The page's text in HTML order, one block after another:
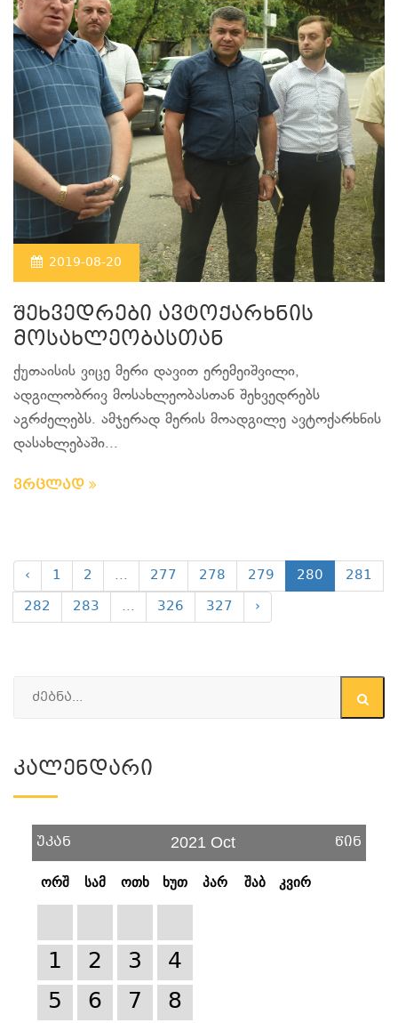
2019-08-20
შეხვედრები ავტოქარხნის
მოსახლეობასთან
ქუთაისის ვიცე მერი დავით ერემეიშვილი,
ადგილობრივ მოსახლეობასთან შეხვედრებს
აგრძელებს. ამჯერად მერის მოადგილე ავტოქარხნის
დასახლებაში...
ვრცლად
‹ 1 2 ... 277 278 279 280
281
282
283 ... 326 327 ›
Კალენდარი
უკან 2021 Oct წინ
ორშ სამ ოთხ ხუთ პარ შაბ კვირ
1 2 3
4
5
6 7
8